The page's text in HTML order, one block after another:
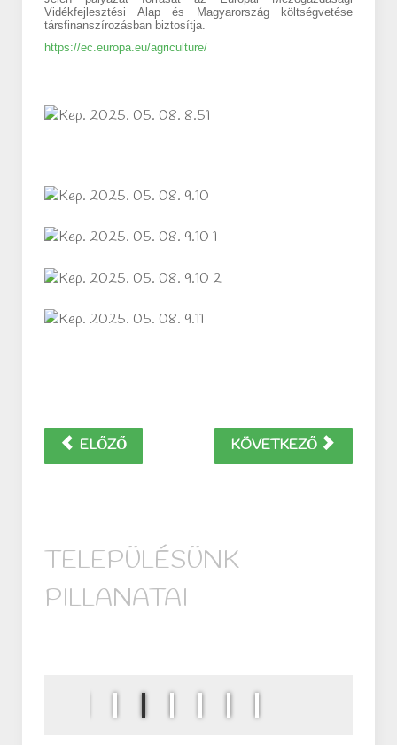
Vidékfejlesztési Alap és Magyarország költségvetése
társfinanszírozásban biztosítja.
https://ec.europa.eu/agriculture/
ELŐZŐ KÖVETKEZŐ
TELEPÜLÉSÜNK
PILLANATAI